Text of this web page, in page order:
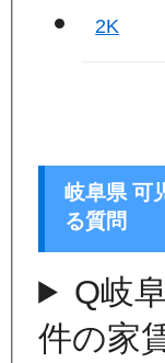
2K
岐阜県 可
る質問
Q岐
件の家